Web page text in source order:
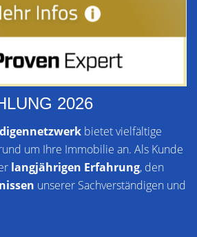
2026
bietet vielfältige
um Ihre Immobilie an. Als Kunde
langjährigen Erfahrung, den
unserer Sachverständigen und